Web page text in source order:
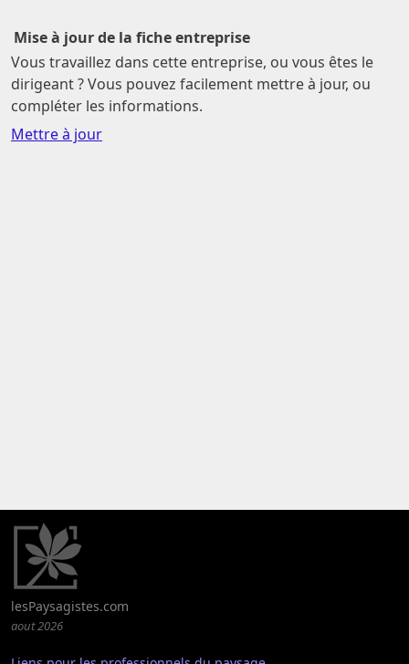
Mise à jour de la fiche entreprise
Vous travaillez dans cette entreprise, ou vous êtes le
dirigeant ? Vous pouvez facilement mettre à jour, ou
compléter les informations.
Mettre à jour
lesPaysagistes.com
aout 2026